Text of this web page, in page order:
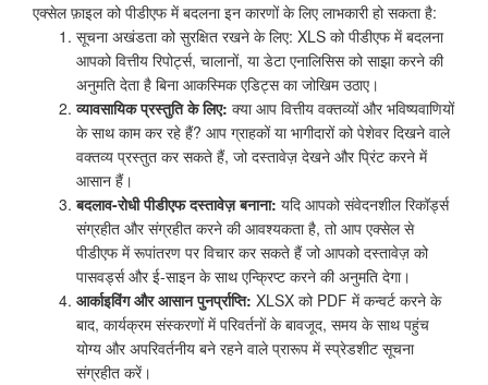
एक्सेल फ़ाइल को पीडीएफ में बदलना इन कारणों के लिए लाभकारी हो सकता है:
सूचना अखंडता को सुरक्षित रखने के लिए: XLS को पीडीएफ में बदलना
आपको वित्तीय रिपोर्ट्स, चालानों, या डेटा एनालिसिस को साझा करने की
अनुमति देता है बिना आकस्मिक एडिट्स का जोखिम उठाए।
व्यावसायिक प्रस्तुति के लिए: क्या आप वित्तीय वक्तव्यों और भविष्यवाणियों
के साथ काम कर रहे हैं? आप ग्राहकों या भागीदारों को पेशेवर दिखने वाले
वक्तव्य प्रस्तुत कर सकते हैं, जो दस्तावेज़ देखने और प्रिंट करने में
आसान हैं।
बदलाव-रोधी पीडीएफ दस्तावेज़ बनाना: यदि आपको संवेदनशील रिकॉर्ड्स
संग्रहीत और संग्रहीत करने की आवश्यकता है, तो आप एक्सेल से
पीडीएफ में रूपांतरण पर विचार कर सकते हैं जो आपको दस्तावेज़ को
पासवर्ड्स और ई-साइन के साथ एन्क्रिप्ट करने की अनुमति देगा।
आर्काइविंग और आसान पुनर्प्राप्ति: XLSX को PDF में कन्वर्ट करने के
बाद, कार्यक्रम संस्करणों में परिवर्तनों के बावजूद, समय के साथ पहुंच
योग्य और अपरिवर्तनीय बने रहने वाले प्रारूप में स्प्रेडशीट सूचना
संग्रहीत करें।